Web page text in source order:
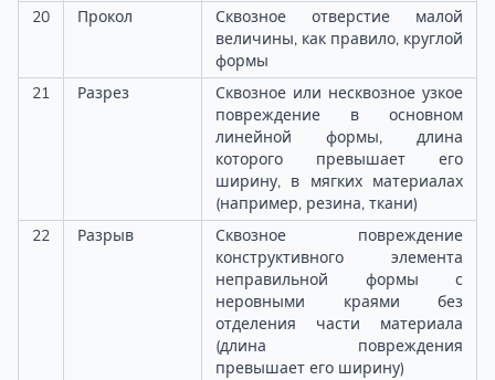
20
Прокол
Сквозное отверстие малой
величины, как правило, круглой
формы
21
Разрез
Сквозное или несквозное узкое
повреждение в основном
линейной формы, длина
которого превышает его
ширину, в мягких материалах
(например, резина, ткани)
22
Разрыв
Сквозное повреждение
конструктивного элемента
неправильной формы с
неровными краями без
отделения части материала
(длина повреждения
превышает его ширину)